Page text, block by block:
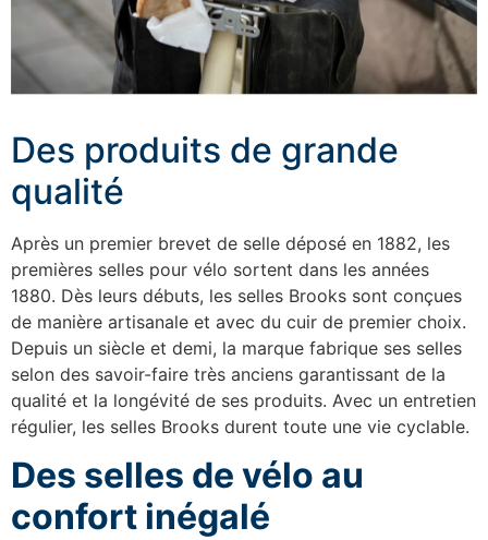
Des produits de grande
qualité
Après un premier brevet de selle déposé en 1882, les
premières selles pour vélo sortent dans les années
1880. Dès leurs débuts, les selles Brooks sont conçues
de manière artisanale et avec du cuir de premier choix.
Depuis un siècle et demi, la marque fabrique ses selles
selon des savoir-faire très anciens garantissant de la
qualité et la longévité de ses produits. Avec un entretien
régulier, les selles Brooks durent toute une vie cyclable.
Des selles de vélo au
confort inégalé